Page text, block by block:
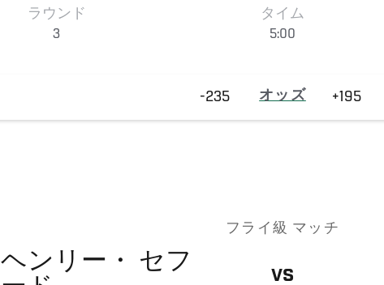
ラウンド
3
タイム
5:00
-235 オッズ +195
フライ級 マッチ
ヘンリー・
セフ
VS